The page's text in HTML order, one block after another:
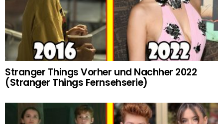
Stranger Things Vorher und Nachher 2022
(Stranger Things Fernsehserie)